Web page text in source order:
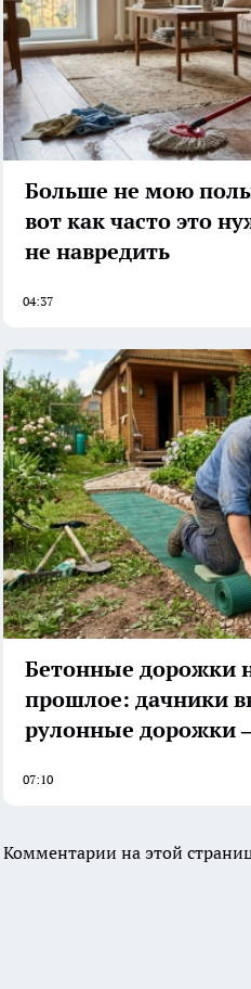
Больше не мою
вот как часто это
не навредить
04:37
Бетонные дорожки
прошлое: дачники
рулонные дорожки
07:10
Комментарии на этой